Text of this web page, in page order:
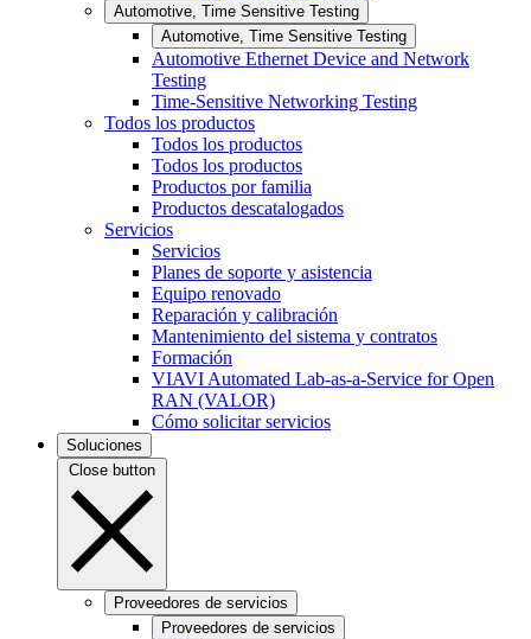
Automotive, Time Sensitive Testing
Automotive, Time Sensitive Testing
Automotive Ethernet Device and Network
Testing
Time-Sensitive Networking Testing
Todos los productos
Todos los productos
Todos los productos
Productos por familia
Productos descatalogados
Servicios
Servicios
Planes de soporte y asistencia
Equipo renovado
Reparación y calibración
Mantenimiento del sistema y contratos
Formación
VIAVI Automated Lab-as-a-Service for Open
RAN (VALOR)
Cómo solicitar servicios
Soluciones
Close button
Proveedores de servicios
Proveedores de servicios